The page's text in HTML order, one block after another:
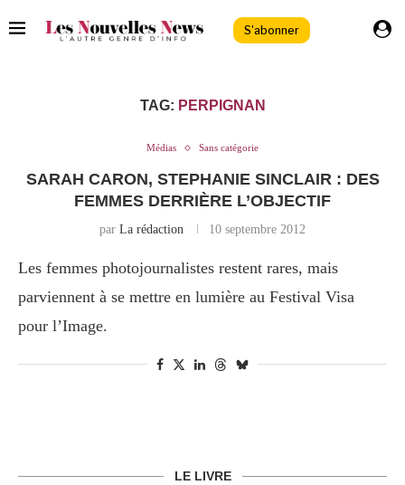
S'abonner
TAG: PERPIGNAN
Médias Sans catégorie
SARAH CARON, STEPHANIE SINCLAIR : DES
FEMMES DERRIÈRE L’OBJECTIF
par La rédaction 10 septembre 2012
Les femmes photojournalistes restent rares, mais
parviennent à se mettre en lumière au Festival Visa
pour l’Image.
LE LIVRE